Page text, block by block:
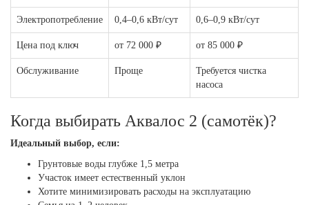
Электропотребление 0,4–0,6 кВт/сут 0,6–0,9 кВт/сут
Цена под ключ от 72 000 ₽ от 85 000 ₽
Обслуживание Проще
Требуется чистка
насоса
Когда выбирать Аквалос 2 (самотёк)?
Идеальный выбор, если:
Грунтовые воды глубже 1,5 метра
Участок имеет естественный уклон
Хотите минимизировать расходы на эксплуатацию